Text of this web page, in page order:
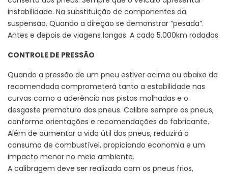
instabilidade. Na substituição de componentes da
suspensão. Quando a direção se demonstrar “pesada”.
Antes e depois de viagens longas. A cada 5.000km rodados.
CONTROLE DE PRESSÃO
Quando a pressão de um pneu estiver acima ou abaixo da
recomendada comprometerá tanto a estabilidade nas
curvas como a aderência nas pistas molhadas e o
desgaste prematuro dos pneus. Calibre sempre os pneus,
conforme orientações e recomendações do fabricante.
Além de aumentar a vida útil dos pneus, reduzirá o
consumo de combustível, propiciando economia e um
impacto menor no meio ambiente.
A calibragem deve ser realizada com os pneus frios,